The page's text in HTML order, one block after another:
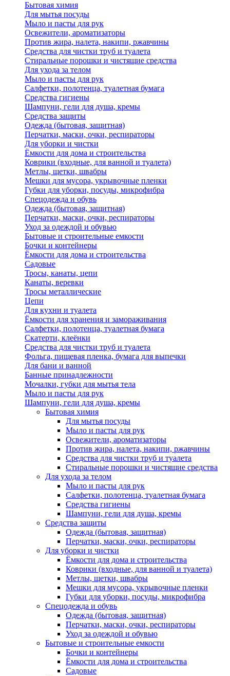
Бытовая химия
Для мытья посуды
Мыло и пасты для рук
Освежители, ароматизаторы
Против жира, налета, накипи, ржавчины
Средства для чистки труб и туалета
Стиральные порошки и чистящие средства
Для ухода за телом
Мыло и пасты для рук
Салфетки, полотенца, туалетная бумага
Средства гигиены
Шампуни, гели для душа, кремы
Средства защиты
Одежда (бытовая, защитная)
Перчатки, маски, очки, респираторы
Для уборки и чистки
Ёмкости для дома и строительства
Коврики (входные, для ванной и туалета)
Метлы, щетки, швабры
Мешки для мусора, укрывочные пленки
Губки для уборки, посуды, микрофибра
Спецодежда и обувь
Одежда (бытовая, защитная)
Перчатки, маски, очки, респираторы
Уход за одеждой и обувью
Бытовые и строительные емкости
Бочки и контейнеры
Ёмкости для дома и строительства
Садовые
Тросы, канаты, цепи
Канаты, веревки
Тросы металлические
Цепи
Для кухни и туалета
Ёмкости для хранения и замораживания
Салфетки, полотенца, туалетная бумага
Скатерти, клеёнки
Средства для чистки труб и туалета
Фольга, пищевая пленка, бумага для выпечки
Для бани и ванной
Банные принадлежности
Мочалки, губки для мытья тела
Мыло и пасты для рук
Шампуни, гели для душа, кремы
Бытовая химия
Для мытья посуды
Мыло и пасты для рук
Освежители, ароматизаторы
Против жира, налета, накипи, ржавчины
Средства для чистки труб и туалета
Стиральные порошки и чистящие средства
Для ухода за телом
Мыло и пасты для рук
Салфетки, полотенца, туалетная бумага
Средства гигиены
Шампуни, гели для душа, кремы
Средства защиты
Одежда (бытовая, защитная)
Перчатки, маски, очки, респираторы
Для уборки и чистки
Ёмкости для дома и строительства
Коврики (входные, для ванной и туалета)
Метлы, щетки, швабры
Мешки для мусора, укрывочные пленки
Губки для уборки, посуды, микрофибра
Спецодежда и обувь
Одежда (бытовая, защитная)
Перчатки, маски, очки, респираторы
Уход за одеждой и обувью
Бытовые и строительные емкости
Бочки и контейнеры
Ёмкости для дома и строительства
Садовые